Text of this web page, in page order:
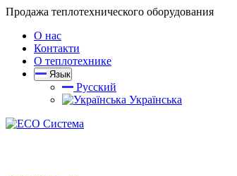
Продажа теплотехнического оборудования
О нас
Контакти
О теплотехнике
Язык
Русский
Українська